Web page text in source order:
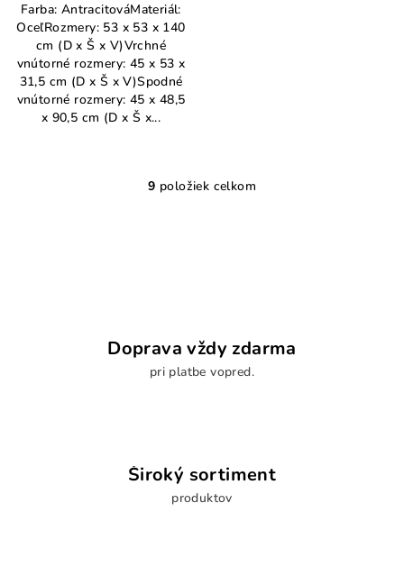
Farba: AntracitováMateriál:
OceľRozmery: 53 x 53 x 140
cm (D x Š x V)Vrchné
vnútorné rozmery: 45 x 53 x
31,5 cm (D x Š x V)Spodné
vnútorné rozmery: 45 x 48,5
x 90,5 cm (D x Š x...
O
i
e
p
y
v
ý
9 položiek celkom
Doprava vždy zdarma
pri platbe vopred.
Široký sortiment
produktov